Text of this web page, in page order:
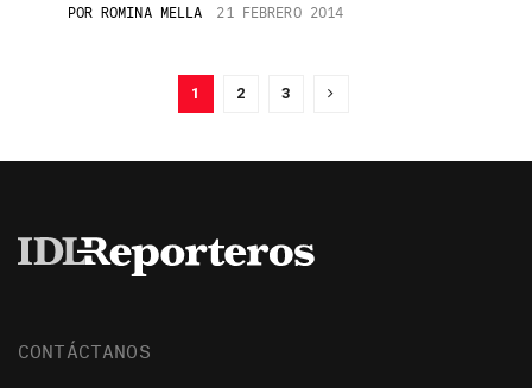
POR ROMINA MELLA 21 FEBRERO 2014
1 2 3
CONTÁCTANOS